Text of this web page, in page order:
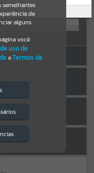
de
alguns
você
uso de
eTermos de